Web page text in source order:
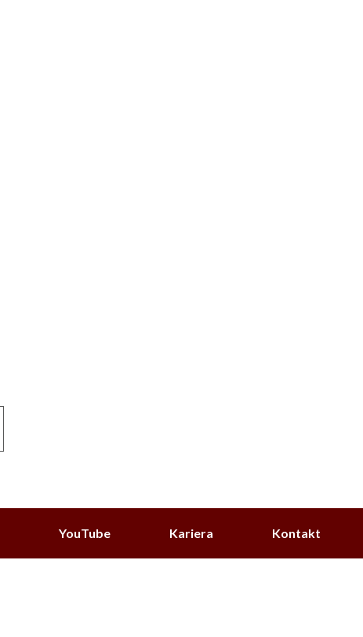
YouTube Kariera Kontakt